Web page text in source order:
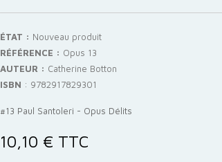
ÉTAT : Nouveau produit
RÉFÉRENCE : Opus 13
AUTEUR : Catherine Botton
ISBN : 9782917829301
#13 Paul Santoleri - Opus Délits
10,10 € TTC